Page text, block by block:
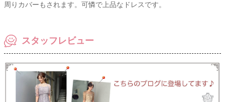
周りカバーもされます。可憐で上品なドレスです。
スタッフレビュー